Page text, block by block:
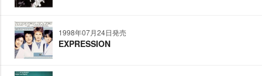
1998年07月24日発売
EXPRESSION